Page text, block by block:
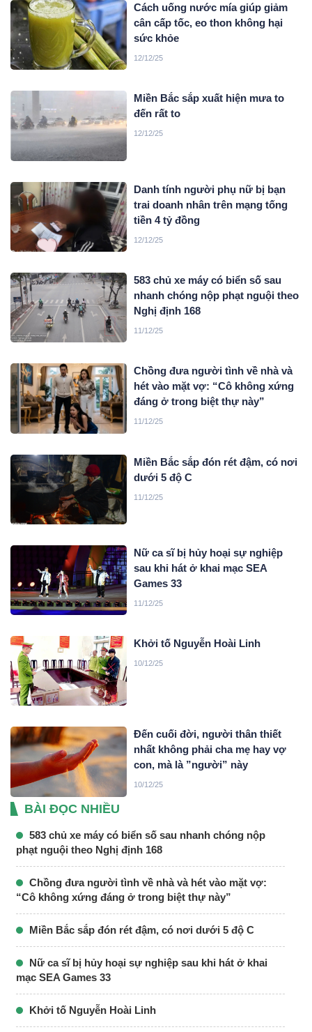
Cách uống nước mía giúp giảm
cân cấp tốc, eo thon không hại
sức khỏe
12/12/25
Miền Bắc sắp xuất hiện mưa to
đến rất to
12/12/25
Danh tính người phụ nữ bị bạn
trai doanh nhân trên mạng tống
tiền 4 tỷ đồng
12/12/25
583 chủ xe máy có biển số sau
nhanh chóng nộp phạt nguội theo
Nghị định 168
11/12/25
Chồng đưa người tình về nhà và
hét vào mặt vợ: “Cô không xứng
đáng ở trong biệt thự này”
11/12/25
Miền Bắc sắp đón rét đậm, có nơi
dưới 5 độ C
11/12/25
Nữ ca sĩ bị hủy hoại sự nghiệp
sau khi hát ở khai mạc SEA
Games 33
11/12/25
Khởi tố Nguyễn Hoài Linh
10/12/25
Đến cuối đời, người thân thiết
nhất không phải cha mẹ hay vợ
con, mà là ”người” này
10/12/25
BÀI ĐỌC NHIỀU
583 chủ xe máy có biển số sau nhanh chóng nộp
phạt nguội theo Nghị định 168
Chồng đưa người tình về nhà và hét vào mặt vợ:
“Cô không xứng đáng ở trong biệt thự này”
Miền Bắc sắp đón rét đậm, có nơi dưới 5 độ C
Nữ ca sĩ bị hủy hoại sự nghiệp sau khi hát ở khai
mạc SEA Games 33
Khởi tố Nguyễn Hoài Linh